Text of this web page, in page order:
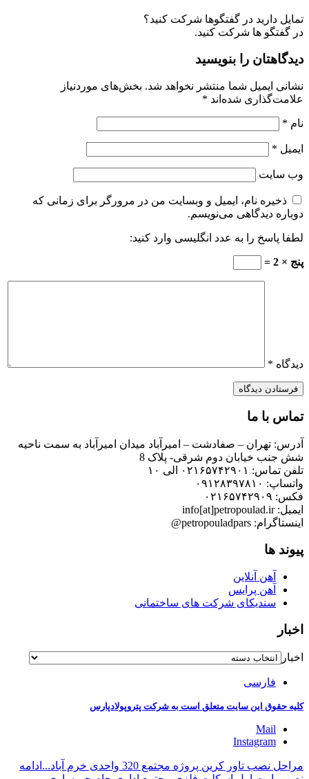
تمایل دارید در گفتگوها شرکت کنید؟
در گفتگو ها شرکت کنید.
دیدگاهتان را بنویسید
نشانی ایمیل شما منتشر نخواهد شد. بخش‌های موردنیاز
علامت‌گذاری شده‌اند *
نام *
ایمیل *
وب‌ سایت
ذخیره نام، ایمیل و وبسایت من در مرورگر برای زمانی که
دوباره دیدگاهی می‌نویسم.
لطفا پاسخ را به عدد انگلیسی وارد کنید:
پنج × 2 =
دیدگاه *
تماس با ما
آدرس: تهران – صفادشت – امیرآباد میدان امیرآباد به سمت ناحیه
شش جنب خیابان دوم شرقی- پلاک 8
تلفن تماس: ۰۲۱۶۵۷۴۲۹۰۱ الی ۱۰
واتساپ: ۰۹۱۲۸۳۹۷۸۱۰
فکس: ۰۲۱۶۵۷۴۲۹۰۹
ایمیل: info[at]petropoulad.ir
اینستاگرام: petropouladpars@
پیوند ها
آهن آنلاین
آهن پرایس
سندیکای شرکت های ساختمانی
اخبار
اخبار
فارسی
کلیه حقوق این سایت متعلق است به شرکت پتروپولادپارس
Mail
Instagram
مراحل نصب تاور کرین پروژه مجتمع 320 واحدی خرم آباد...
ادامه